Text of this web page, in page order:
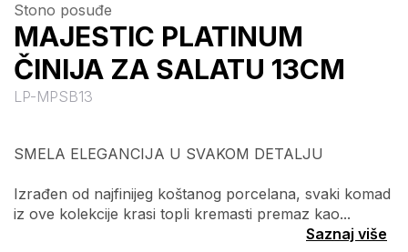
Stono posuđe
MAJESTIC PLATINUM
ČINIJA ZA SALATU 13CM
LP-MPSB13
SMELA ELEGANCIJA U SVAKOM DETALJU
Izrađen od najfinijeg koštanog porcelana, svaki komad
iz ove kolekcije krasi topli kremasti premaz kao...
Saznaj više